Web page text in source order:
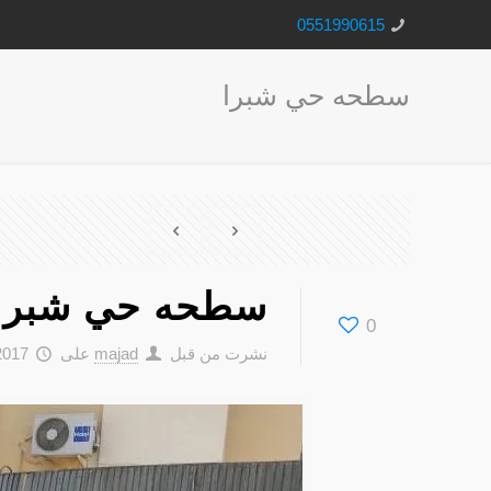
0551990615
سطحه حي شبرا
0 سطحه حي
نشرت من قبل majad على 10-11